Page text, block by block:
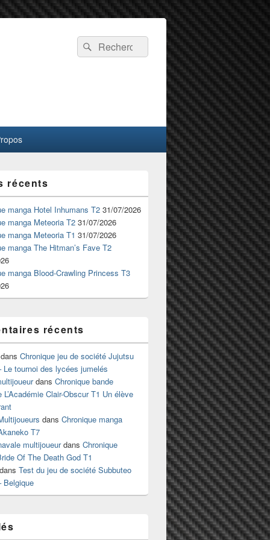
Recherche :
Rechercher
récents
manga Hotel Inhumans T2 31/07/2026
manga Meteoria T2 31/07/2026
manga Meteoria T1 31/07/2026
manga The Hitman’s Fave T2
manga Blood-Crawling Princess T3
récents
dans Chronique jeu de société Jujutsu
Le tournoi des lycées jumelés
dans Chronique bande
L’Académie Clair-Obscur T1 Un élève
dans Chronique manga
T7
multijoueurdans Chronique
Of The Death God T1
dans Test du jeu de société Subbuteo
Belgique